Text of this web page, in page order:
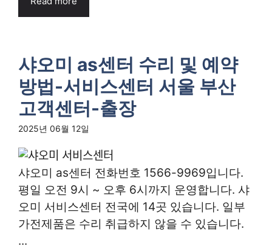
샤오미 as센터 수리 및 예약
방법-서비스센터 서울 부산
고객센터-출장
2025년 06월 12일
샤오미 as센터 전화번호 1566-9969입니다.
평일 오전 9시 ~ 오후 6시까지 운영합니다. 샤
오미 서비스센터 전국에 14곳 있습니다. 일부
가전제품은 수리 취급하지 않을 수 있습니다.
...